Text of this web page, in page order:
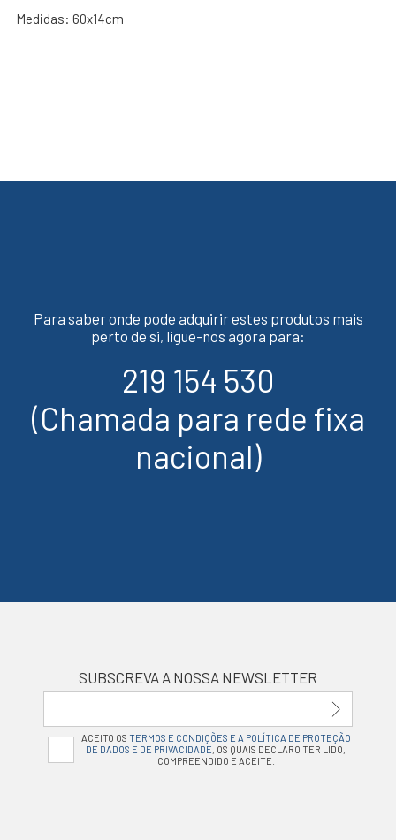
Medidas: 60x14cm
Para saber onde pode adquirir estes produtos mais
perto de si, ligue-nos agora para:
219 154 530
(Chamada para rede fixa
nacional)
SUBSCREVA A NOSSA NEWSLETTER
ACEITO OS TERMOS E CONDIÇÕES E A POLÍTICA DE PROTEÇÃO
DE DADOS E DE PRIVACIDADE, OS QUAIS DECLARO TER LIDO,
COMPREENDIDO E ACEITE.